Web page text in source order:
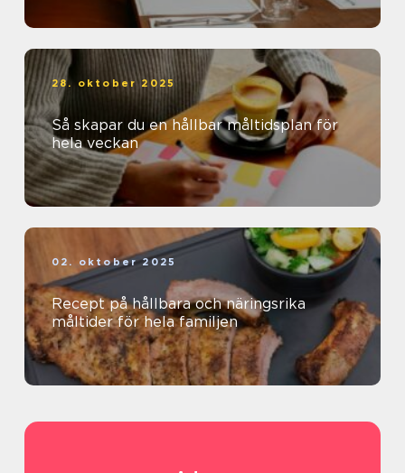
28. oktober 2025
Så skapar du en hållbar måltidsplan för
hela veckan
02. oktober 2025
Recept på hållbara och näringsrika
måltider för hela familjen